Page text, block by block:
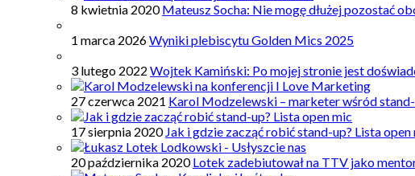
8 kwietnia 2020 Mateusz Socha: Nie mogę dłużej pozostać
1 marca 2026Wyniki plebiscytu Golden Mics 2025
3 lutego 2022 Wojtek Kamiński: Po mojej stronie jest
27 czerwca 2021 Karol Modzelewski – marketer wśród
17 sierpnia 2020 Jak i gdzie zacząć robić stand-up? Lista
20 października 2020 Lotek zadebiutował na TTV jako